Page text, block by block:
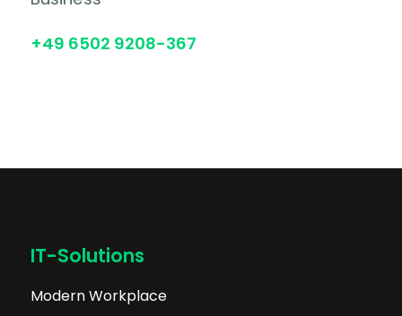
+49 6502 9208-367
IT-Solutions
Modern Workplace